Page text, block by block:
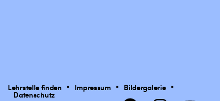
Lehrstelle finden Impressum Bildergalerie
Datenschutz